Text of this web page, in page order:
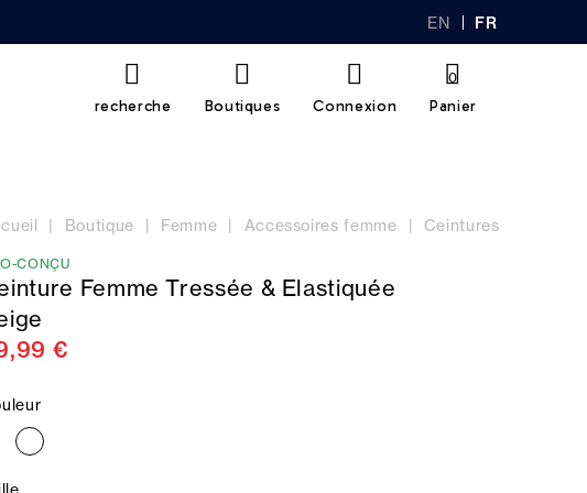
EN FR
recherche Boutiques Connexion Panier
0
Boutique Femme Accessoires femme Ceintures
CONÇU
Femme Tressée & Elastiquée
€